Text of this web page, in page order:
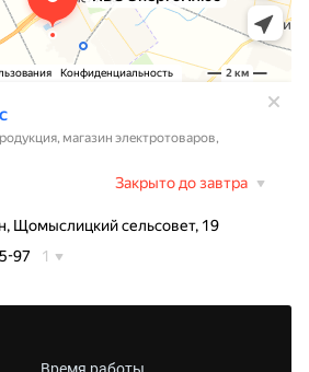
Время работы